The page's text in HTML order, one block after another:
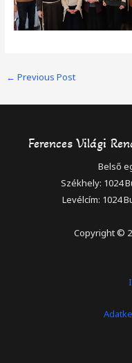
Post
← Previous Post
Ferences Világi
Belső
Székhely: 1024
Levélcím: 1024
Copyright ©